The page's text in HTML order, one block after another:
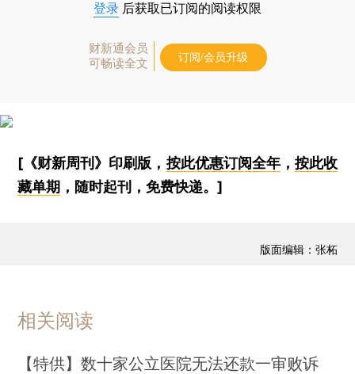
登录 后获取已订阅的阅读权限
财新通会员
可畅读全文
订阅/会员升级
[《财新周刊》印刷版， 按此优惠订阅全年， 按此收
藏单期 ，随时起刊，免费快递。]
版面编辑：张柘
相关阅读
【特供】数十家公立医院无法还款一审败诉